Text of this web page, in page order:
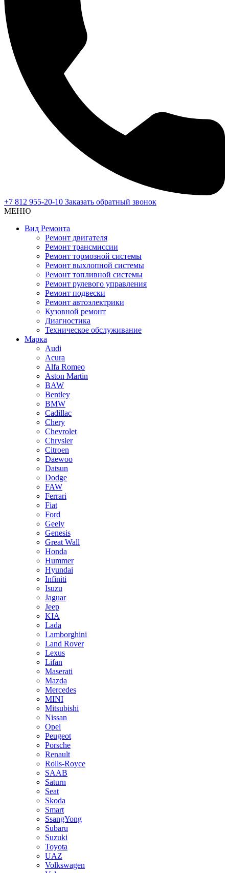
+7 812 955-20-10 Заказать обратный звонок
МЕНЮ
Вид Ремонта
Ремонт двигателя
Ремонт трансмиссии
Ремонт тормозной системы
Ремонт выхлопной системы
Ремонт топливной системы
Ремонт рулевого управления
Ремонт подвески
Ремонт автоэлектрики
Кузовной ремонт
Диагностика
Техническое обслуживание
Марка
Audi
Acura
Alfa Romeo
Aston Martin
BAW
Bentley
BMW
Cadillac
Chery
Chevrolet
Chrysler
Citroen
Daewoo
Datsun
Dodge
FAW
Ferrari
Fiat
Ford
Geely
Genesis
Great Wall
Honda
Hummer
Hyundai
Infiniti
Isuzu
Jaguar
Jeep
KIA
Lada
Lamborghini
Land Rover
Lexus
Lifan
Maserati
Mazda
Mercedes
MINI
Mitsubishi
Nissan
Opel
Peugeot
Porsche
Renault
Rolls-Royce
SAAB
Saturn
Seat
Skoda
Smart
SsangYong
Subaru
Suzuki
Toyota
UAZ
Volkswagen